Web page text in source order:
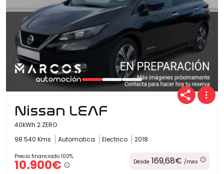
Nissan LEAF
40kWh 2.ZERO
98.540 Kms
Automatica Electrico 2018
Precio financiado 100%
10.900€ Desde 169,68€ /mes